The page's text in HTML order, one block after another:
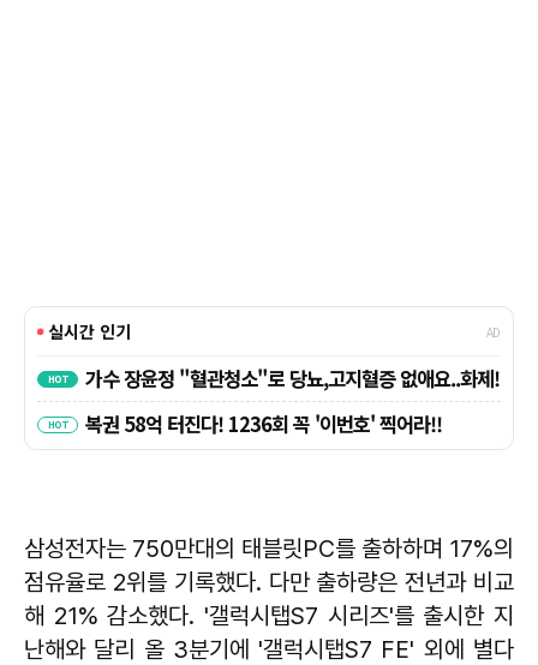
삼성전자는 750만대의 태블릿PC를 출하하며 17%의
점유율로 2위를 기록했다. 다만 출하량은 전년과 비교
해 21% 감소했다. '갤럭시탭S7 시리즈'를 출시한 지
난해와 달리 올 3분기에 '갤럭시탭S7 FE' 외에 별다